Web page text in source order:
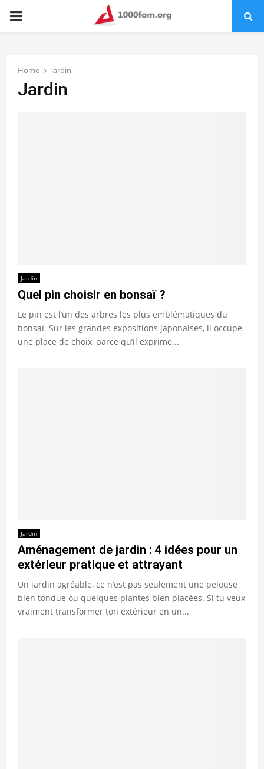
PRIMARY
Home Jardin
Jardin
Jardin
Quel pin choisir en bonsaï ?
Le pin est l’un des arbres les plus emblématiques du
bonsaï. Sur les grandes expositions japonaises, il occupe
une place de choix, parce qu’il exprime...
Jardin
Aménagement de jardin : 4 idées pour un
extérieur pratique et attrayant
Un jardin agréable, ce n’est pas seulement une pelouse
bien tondue ou quelques plantes bien placées. Si tu veux
vraiment transformer ton extérieur en un...